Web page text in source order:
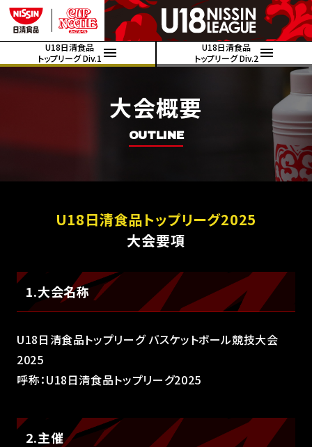
U18日清食品
トップリーグ Div.1
U18日清食品
トップリーグ Div.2
大会概要
OUTLINE
U18⽇清⾷品トップリーグ2025
大会要項
1.大会名称
U18⽇清⾷品トップリーグ バスケットボール競技⼤会
2025
呼称：U18日清食品トップリーグ2025
2.主催